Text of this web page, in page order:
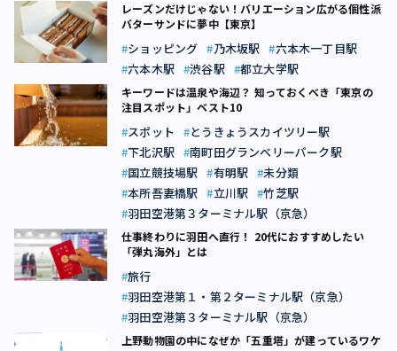
レーズンだけじゃない！バリエーション広がる個性派
バターサンドに夢中【東京】
ショッピング 乃木坂駅
六本木一丁目駅
六本木駅
渋谷駅 都立大学駅
キーワードは温泉や海辺？ 知っておくべき「東京の
注目スポット」ベスト10
スポット
とうきょうスカイツリー駅
下北沢駅
南町田グランベリーパーク駅
国立競技場駅
有明駅
未分類
本所吾妻橋駅
立川駅
竹芝駅
羽田空港第３ターミナル駅（京急）
仕事終わりに羽田へ直行！ 20代におすすめしたい
「弾丸海外」とは
旅行
羽田空港第１・第２ターミナル駅（京急）
羽田空港第３ターミナル駅（京急）
上野動物園の中になぜか「五重塔」が建っているワケ